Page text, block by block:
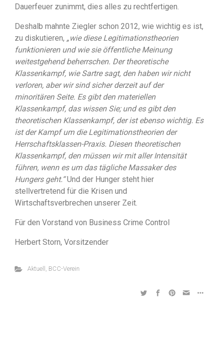
Dauerfeuer zunimmt, dies alles zu rechtfertigen.
Deshalb mahnte Ziegler schon 2012, wie wichtig es ist,
zu diskutieren, „wie diese Legitimationstheorien
funktionieren und wie sie öffentliche Meinung
weitestgehend beherrschen. Der theoretische
Klassenkampf, wie Sartre sagt, den haben wir nicht
verloren, aber wir sind sicher derzeit auf der
minoritären Seite. Es gibt den materiellen
Klassenkampf, das wissen Sie; und es gibt den
theoretischen Klassenkampf, der ist ebenso wichtig. Es
ist der Kampf um die Legitimationstheorien der
Herrschaftsklassen-Praxis. Diesen theoretischen
Klassenkampf, den müssen wir mit aller Intensität
führen, wenn es um das tägliche Massaker des
Hungers geht.“Und der Hunger steht hier
stellvertretend für die Krisen und
Wirtschaftsverbrechen unserer Zeit.
Für den Vorstand von Business Crime Control
Herbert Storn, Vorsitzender
Aktuell , BCC-Verein